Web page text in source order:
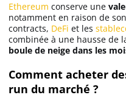
Ethereum conserve une
notamment en raison de
contracts, DeFi et les
combinée à une hausse de
boule de neige dans les
Comment acheter
run du marché ?